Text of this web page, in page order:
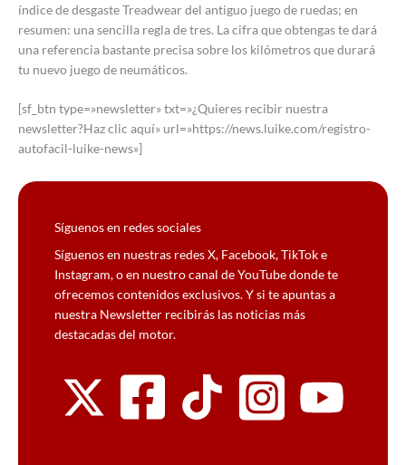
índice de desgaste Treadwear del antiguo juego de ruedas; en
resumen: una sencilla regla de tres. La cifra que obtengas te dará
una referencia bastante precisa sobre los kilómetros que durará
tu nuevo juego de neumáticos.
[sf_btn type=»newsletter» txt=»¿Quieres recibir nuestra
newsletter?Haz clic aquí» url=»https://news.luike.com/registro-
autofacil-luike-news»]
Síguenos en redes sociales
Síguenos en nuestras redes X, Facebook, TikTok e
Instagram, o en nuestro canal de YouTube donde te
ofrecemos contenidos exclusivos. Y si te apuntas a
nuestra Newsletter recibirás las noticias más
destacadas del motor.